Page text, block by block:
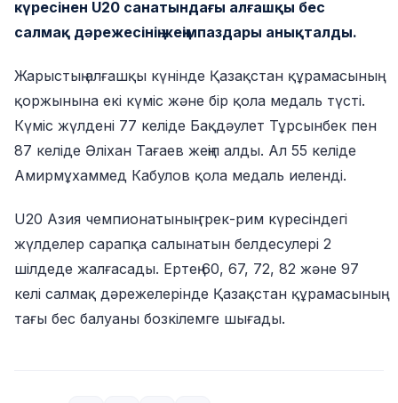
күресінен U20 санатындағы алғашқы бес
салмақ дәрежесінің жеңімпаздары анықталды.
Жарыстың алғашқы күнінде Қазақстан құрамасының
қоржынына екі күміс және бір қола медаль түсті.
Күміс жүлдені 77 келіде Бақдәулет Тұрсынбек пен
87 келіде Әліхан Тағаев жеңіп алды. Ал 55 келіде
Амирмұхаммед Кабулов қола медаль иеленді.
U20 Азия чемпионатының грек-рим күресіндегі
жүлделер сарапқа салынатын белдесулері 2
шілдеде жалғасады. Ертең 60, 67, 72, 82 және 97
келі салмақ дәрежелерінде Қазақстан құрамасының
тағы бес балуаны бозкілемге шығады.